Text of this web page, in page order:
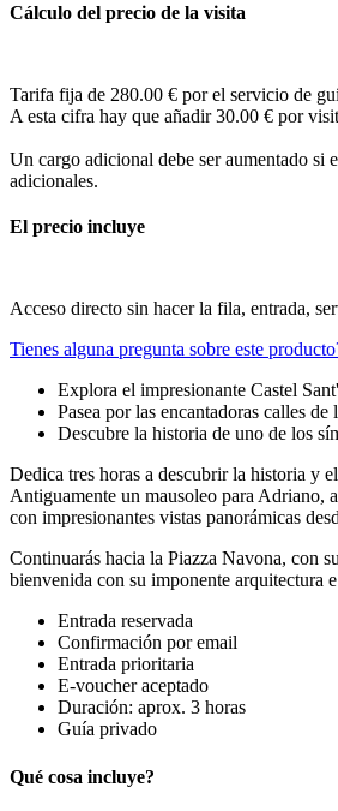
Cálculo del precio de la visita
Tarifa fija de 280.00 € por el servicio de
A esta cifra hay que añadir 30.00 € por
Un cargo adicional debe ser aumentado si
adicionales.
El precio incluye
Acceso directo sin hacer la fila, entrada,
Tienes alguna pregunta sobre este
Explora el impresionante Castel
Pasea por las encantadoras calles
Descubre la historia de uno de los
Dedica tres horas a descubrir la historia y
Antiguamente un mausoleo para Adriano,
con impresionantes vistas panorámicas
Continuarás hacia la Piazza Navona, con
bienvenida con su imponente arquitectura
Entrada reservada
Confirmación por email
Entrada prioritaria
E-voucher aceptado
Duración: aprox. 3 horas
Guía privado
Qué cosa incluye?